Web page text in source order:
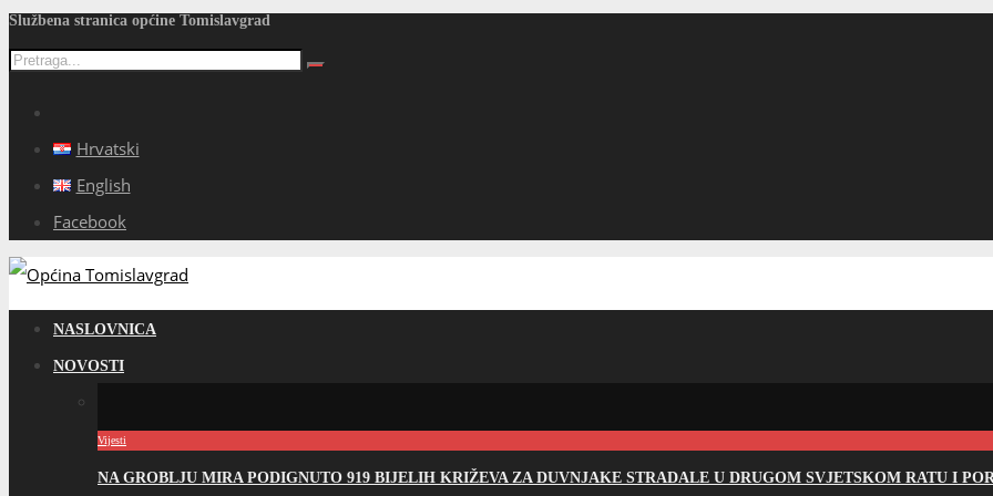
Službena stranica općine Tomislavgrad
Hrvatski
English
Facebook
NASLOVNICA
NOVOSTI
Vijesti
NA GROBLJU MIRA PODIGNUTO 919 BIJELIH KRIŽEVA ZA DUVNJAKE STRADALE U DRUGOM SVJETSKOM RATU I